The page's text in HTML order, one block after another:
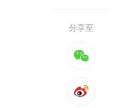
分享至